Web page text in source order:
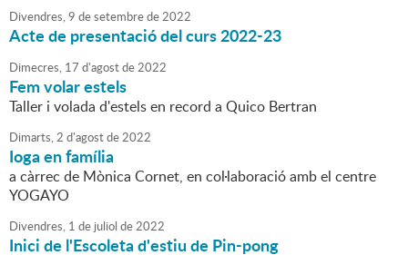
Divendres,9 desetembrede2022
Acte de presentació del curs 2022-23
Dimecres, 17 d'agostde2022
Fem volar estels
Taller i volada d'estels en record a Quico Bertran
Dimarts,2 d'agostde2022
Ioga en família
a càrrec de Mònica Cornet, en col·laboració amb el centre
YOGAYO
Divendres, 1 de juliol de2022
Inici de l'Escoleta d'estiu de Pin-pong